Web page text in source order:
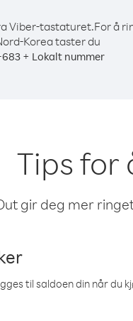
Viber-tastaturet.For å
Korea taster du
683+ Lokalt nummer
Tips for
gir deg mer
til saldoen din når du